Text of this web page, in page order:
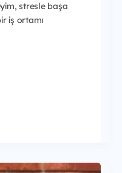
stresle başa
iş ortamı